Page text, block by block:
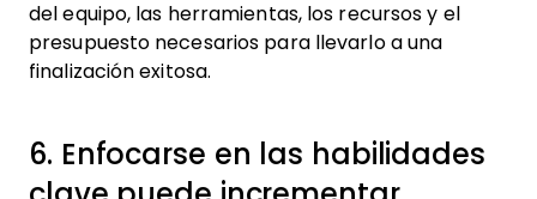
del equipo, las herramientas, los recursos y el
presupuesto necesarios para llevarlo a una
finalización exitosa.
6. Enfocarse en las habilidades